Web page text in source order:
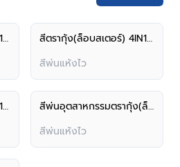
สีตรากุ้ง(ล็อบสเตอร์) 4IN1 สีทาเหล็กอเนกประสงค์ ชนิดกึ่งเงา
สีตรากุ้ง(ล็อบสเตอร์) 4IN1 สีทาเหล็กอเนกประสงค์ ชนิดเงา
สีพ่นแห้งไว
สีตรากุ้ง(ล็อบสเตอร์) 4IN1 สีทาเหล็กอเนกประสงค์ ชนิดด้าน
สีพ่นอุตสาหกรรมตรากุ้ง(ล็อบสเตอร์) เกรดพรีเมียม
สีพ่นแห้งไว